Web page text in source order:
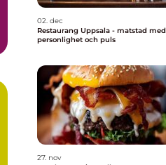
02. dec
Restaurang Uppsala - matstad med
personlighet och puls
27. nov